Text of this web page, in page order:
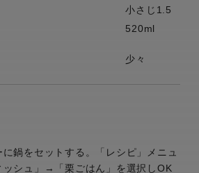
小さじ1.5
520ml
少々
鍋をセットする。「レシピ」メニュ
シュ」→「栗ごはん」を選択しOK